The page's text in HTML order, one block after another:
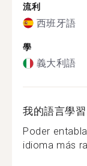
流利
西班牙語
學
義大利語
我的語言學
Poder
idioma más